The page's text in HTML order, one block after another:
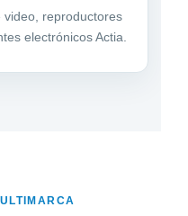
video, reproductores
electrónicos Actia.